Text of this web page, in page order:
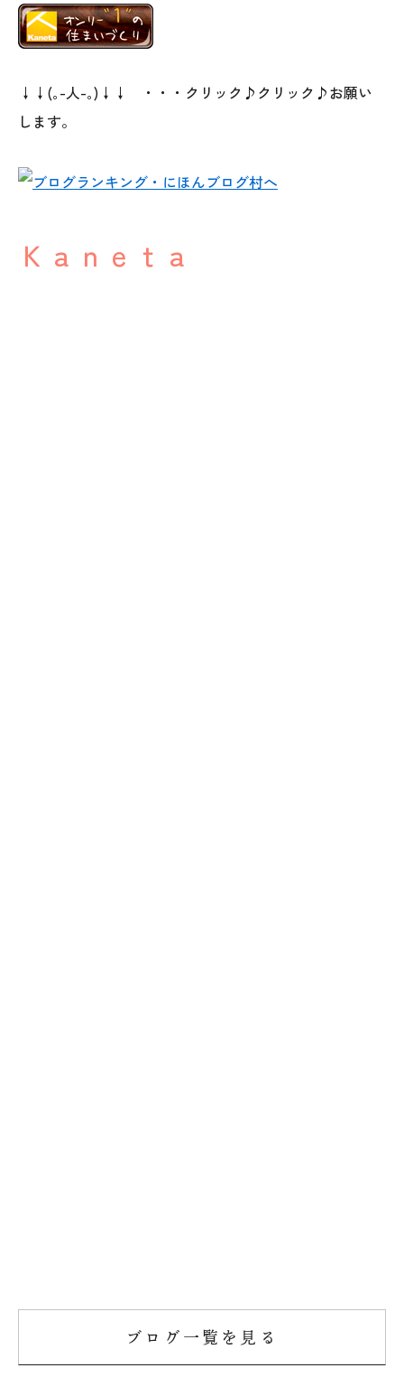
↓↓(｡-人-｡)↓↓ ・・・クリック♪クリック♪お願い
します。
Ｋａｎｅｔａ
ブログ一覧を見る